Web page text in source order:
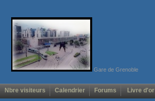
Gare de Grenoble
Nbre visiteurs Calendrier Forums Livre d'or